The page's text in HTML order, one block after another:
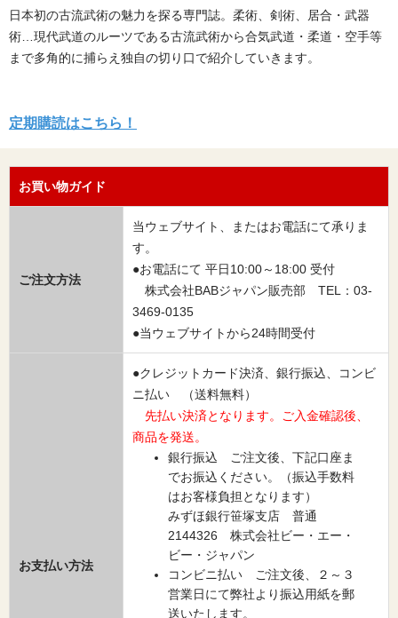
日本初の古流武術の魅力を探る専門誌。柔術、剣術、居合・武器
術…現代武道のルーツである古流武術から合気武道・柔道・空手等
まで多角的に捕らえ独自の切り口で紹介していきます。
定期購読はこちら！
お買い物ガイド
ご注文方法
当ウェブサイト、またはお電話にて承りま
す。
●お電話にて 平日10:00～18:00 受付
株式会社BABジャパン販売部 TEL：03-
3469-0135
●当ウェブサイトから24時間受付
お支払い方法
●クレジットカード決済、銀行振込、コンビ
ニ払い （送料無料）
先払い決済となります。ご入金確認後、
商品を発送。
銀行振込 ご注文後、下記口座ま
でお振込ください。（振込手数料
はお客様負担となります）
みずほ銀行笹塚支店 普通
2144326 株式会社ビー・エー・
ビー・ジャパン
コンビニ払い ご注文後、２～３
営業日にて弊社より振込用紙を郵
送いたします。